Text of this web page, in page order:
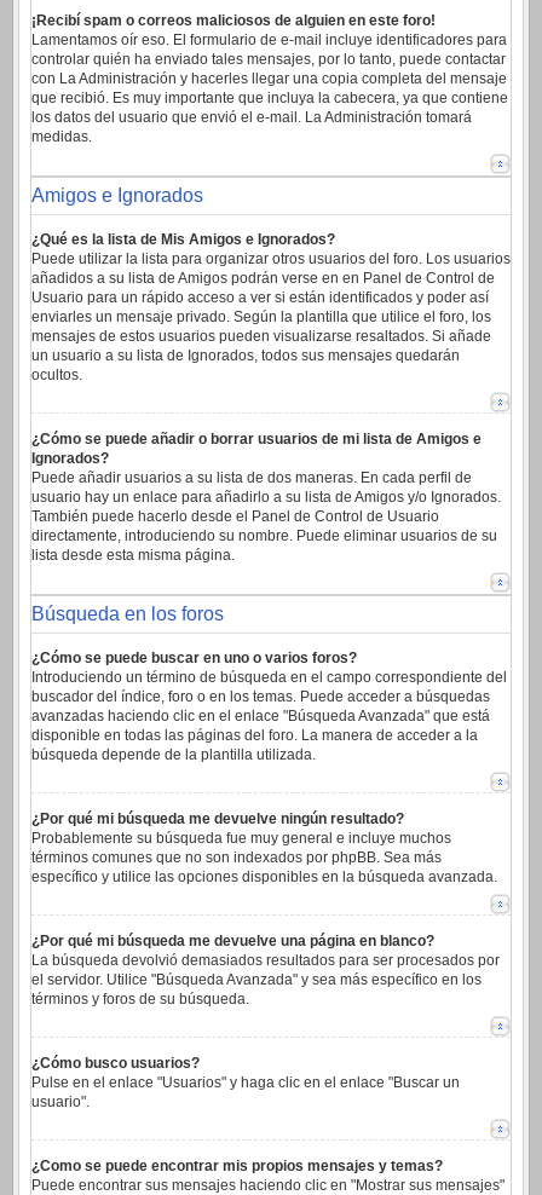
¡Recibí spam o correos maliciosos de alguien en este foro!
Lamentamos oír eso. El formulario de e-mail incluye identificadores para
controlar quién ha enviado tales mensajes, por lo tanto, puede contactar
con La Administración y hacerles llegar una copia completa del mensaje
que recibió. Es muy importante que incluya la cabecera, ya que contiene
los datos del usuario que envió el e-mail. La Administración tomará
medidas.
Amigos e Ignorados
¿Qué es la lista de Mis Amigos e Ignorados?
Puede utilizar la lista para organizar otros usuarios del foro. Los usuarios
añadidos a su lista de Amigos podrán verse en en Panel de Control de
Usuario para un rápido acceso a ver si están identificados y poder así
enviarles un mensaje privado. Según la plantilla que utilice el foro, los
mensajes de estos usuarios pueden visualizarse resaltados. Si añade
un usuario a su lista de Ignorados, todos sus mensajes quedarán
ocultos.
¿Cómo se puede añadir o borrar usuarios de mi lista de Amigos e
Ignorados?
Puede añadir usuarios a su lista de dos maneras. En cada perfil de
usuario hay un enlace para añadirlo a su lista de Amigos y/o Ignorados.
También puede hacerlo desde el Panel de Control de Usuario
directamente, introduciendo su nombre. Puede eliminar usuarios de su
lista desde esta misma página.
Búsqueda en los foros
¿Cómo se puede buscar en uno o varios foros?
Introduciendo un término de búsqueda en el campo correspondiente del
buscador del índice, foro o en los temas. Puede acceder a búsquedas
avanzadas haciendo clic en el enlace "Búsqueda Avanzada" que está
disponible en todas las páginas del foro. La manera de acceder a la
búsqueda depende de la plantilla utilizada.
¿Por qué mi búsqueda me devuelve ningún resultado?
Probablemente su búsqueda fue muy general e incluye muchos
términos comunes que no son indexados por phpBB. Sea más
específico y utilice las opciones disponibles en la búsqueda avanzada.
¿Por qué mi búsqueda me devuelve una página en blanco?
La búsqueda devolvió demasiados resultados para ser procesados por
el servidor. Utilice "Búsqueda Avanzada" y sea más específico en los
términos y foros de su búsqueda.
¿Cómo busco usuarios?
Pulse en el enlace "Usuarios" y haga clic en el enlace "Buscar un
usuario".
¿Como se puede encontrar mis propios mensajes y temas?
Puede encontrar sus mensajes haciendo clic en "Mostrar sus mensajes"